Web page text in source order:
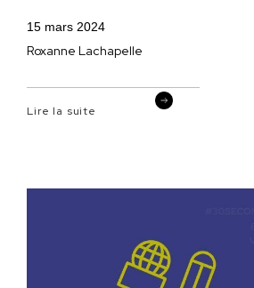
15 mars 2024
Roxanne Lachapelle
Lire la suite